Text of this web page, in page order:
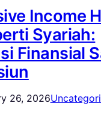
Income
Syariah:
Finansial
26, 2026